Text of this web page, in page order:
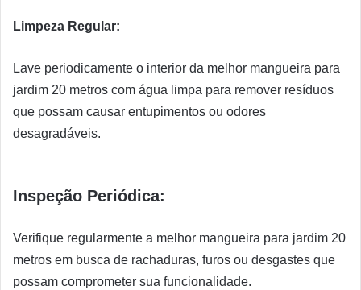
Limpeza Regular:
Lave periodicamente o interior da melhor mangueira para
jardim 20 metros com água limpa para remover resíduos
que possam causar entupimentos ou odores
desagradáveis.
Inspeção Periódica:
Verifique regularmente a melhor mangueira para jardim 20
metros em busca de rachaduras, furos ou desgastes que
possam comprometer sua funcionalidade.